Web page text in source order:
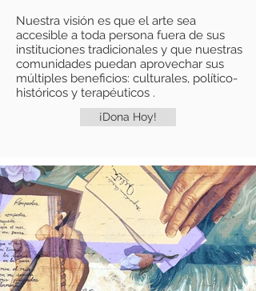
Nuestra visión es que el arte sea
accesible a toda persona fuera de sus
instituciones tradicionales y que nuestras
comunidades puedan aprovechar sus
múltiples beneficios: culturales, político-
históricos y terapéuticos .
¡Dona Hoy!